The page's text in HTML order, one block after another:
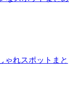
ゃれスポットまと